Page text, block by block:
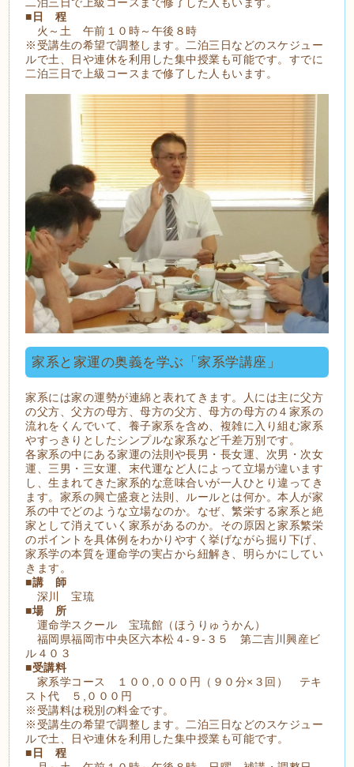
■ 日 程
火～土 午前１０時～午後８時
※受講生の希望で調整します。二泊三日などのスケジュー
ルで土、日や連休を利用した集中授業も可能です。すでに
二泊三日で上級コースまで修了した人もいます。
家系と家運の奥義を学ぶ「家系学講座」
家系には家の運勢が連綿と表れてきます。人には主に父方
の父方、父方の母方、母方の父方、母方の母方の４家系の
流れをくんでいて、養子家系を含め、複雑に入り組む家系
やすっきりとしたシンプルな家系など千差万別です。
各家系の中にある家運の法則や長男・長女運、次男・次女
運、三男・三女運、末代運など人によって立場が違います
し、生まれてきた家系的な意味合いが一人ひとり違ってき
ます。家系の興亡盛衰と法則、ルールとは何か。本人が家
系の中でどのような立場なのか。なぜ、繁栄する家系と絶
家として消えていく家系があるのか。その原因と家系繁栄
のポイントを具体例をわかりやすく挙げながら掘り下げ、
家系学の本質を運命学の実占から紐解き、明らかにしてい
きます。
■講 師
深川 宝琉
■場 所
運命学スクール 宝琉館（ほうりゅうかん）
福岡県福岡市中央区六本松４-９-３５ 第二吉川興産ビ
ル４０３
■受講料
家系学コース １００,０００円（９０分×３回） テキ
スト代 ５,０００円
※受講料は税別の料金です。
※受講生の希望で調整します。二泊三日などのスケジュー
ルで土、日や連休を利用した集中授業も可能です。
■ 日 程